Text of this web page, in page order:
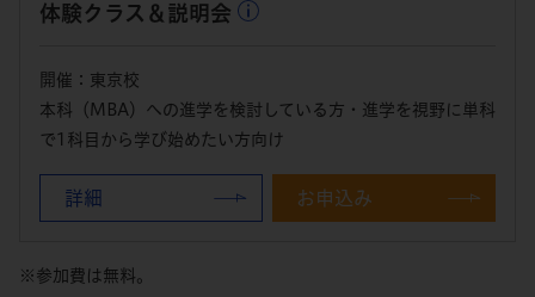
体験クラス＆説明会
開催：東京校
本科（MBA）への進学を検討している方・進学を視野に単科
で1科目から学び始めたい方向け
詳細 お申込み
※参加費は無料。